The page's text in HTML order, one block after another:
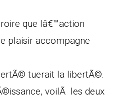
que lâ€™action
plaisir accompagne
tuerait la libertÃ©.
voilÃ les deux